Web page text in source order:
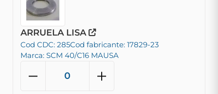
ARRUELA LISA
Cod CDC: 285Cod fabricante: 17829-23
Marca: SCM 40/C16 MAUSA